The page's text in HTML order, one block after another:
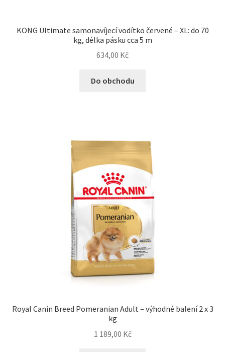
KONG Ultimate samonavíjecí vodítko červené – XL: do 70
kg, délka pásku cca 5 m
634,00 Kč
Do obchodu
Royal Canin Breed Pomeranian Adult – výhodné balení 2 x 3
kg
1 189,00 Kč